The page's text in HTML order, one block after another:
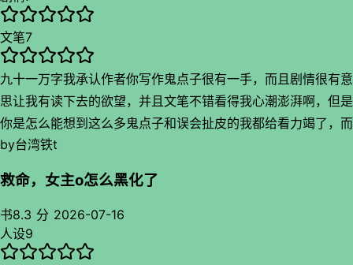
文笔7
九十一万字我承认作者你写作鬼点子很有一手，而且剧情很有意
思让我有读下去的欲望，并且文笔不错看得我心潮澎湃啊，但是
你是怎么能想到这么多鬼点子和误会扯皮的我都给看力竭了，而
且好有代入感看起我真是会气死会累死会感动死
by台湾铁t
救命，女主o怎么黑化了
书8.3 分 2026-07-16
人设9